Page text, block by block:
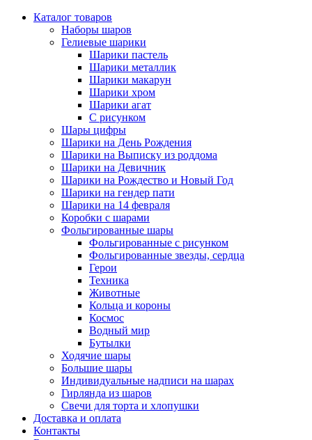
Каталог товаров
Наборы шаров
Гелиевые шарики
Шарики пастель
Шарики металлик
Шарики макарун
Шарики хром
Шарики агат
С рисунком
Шары цифры
Шарики на День Рождения
Шарики на Выписку из роддома
Шарики на Девичник
Шарики на Рождество и Новый Год
Шарики на гендер пати
Шарики на 14 февраля
Коробки с шарами
Фольгированные шары
Фольгированные с рисунком
Фольгированные звезды, сердца
Герои
Техника
Животные
Кольца и короны
Космос
Водный мир
Бутылки
Ходячие шары
Большие шары
Индивидуальные надписи на шарах
Гирлянда из шаров
Свечи для торта и хлопушки
Доставка и оплата
Контакты